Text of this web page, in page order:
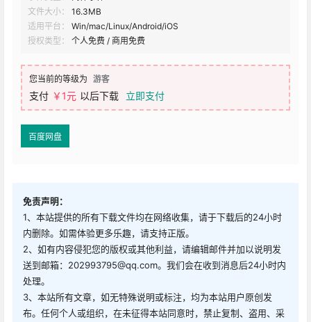
文件大小：
16.3MB
适用平台：
Win/mac/Linux/Android/iOS
授权类型：
个人免费 / 商用免费
您当前的等级为 游客
支付 ￥1元 以后下载 立即支付
百度网盘
免责声明：
1、本站提供的所有下载文件均在网络收集，请于下载后的24小时
内删除。如需体验更多乐趣，请支持正版。
2、如有内容侵犯您的版权或其他利益，请编辑邮件并加以说明发
送到邮箱：202993795@qq.com。我们会在收到消息后24小时内
处理。
3、本站所有文章，如无特殊说明或标注，均为本站用户原创发
布。任何个人或组织，在未征得本站同意时，禁止复制、盗用、采